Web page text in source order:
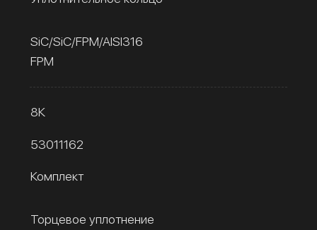
SiC/SiC/FPM/AISI316
FPM
8К
53011162
Комплект
Торцевое уплотнение